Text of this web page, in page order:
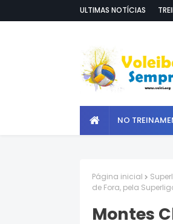
ULTIMAS NOTÍCIAS
NO
Página inicial
de Fora, pela
Montes